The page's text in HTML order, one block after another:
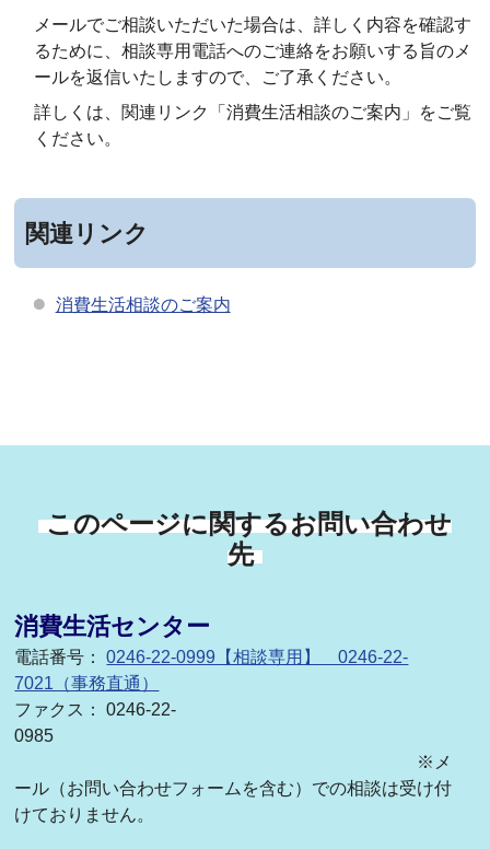
メールでご相談いただいた場合は、詳しく内容を確認す
るために、相談専用電話へのご連絡をお願いする旨のメ
ールを返信いたしますので、ご了承ください。
詳しくは、関連リンク「消費生活相談のご案内」をご覧
ください。
関連リンク
消費生活相談のご案内
このページに関するお問い合わせ
先
消費生活センター
電話番号：0246-22-0999【相談専用】 0246-22-
7021（事務直通）
ファクス： 0246-22-
0985
※メ
ール（お問い合わせフォームを含む）での相談は受け付
けておりません。